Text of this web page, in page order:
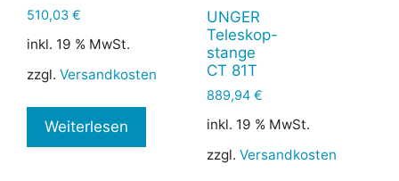
510,03 €
inkl. 19 % MwSt.
zzgl. Versandkosten
Weiterlesen
UNGER
Teleskop-
stange
CT 81T
889,94 €
inkl. 19 % MwSt.
zzgl. Versandkosten